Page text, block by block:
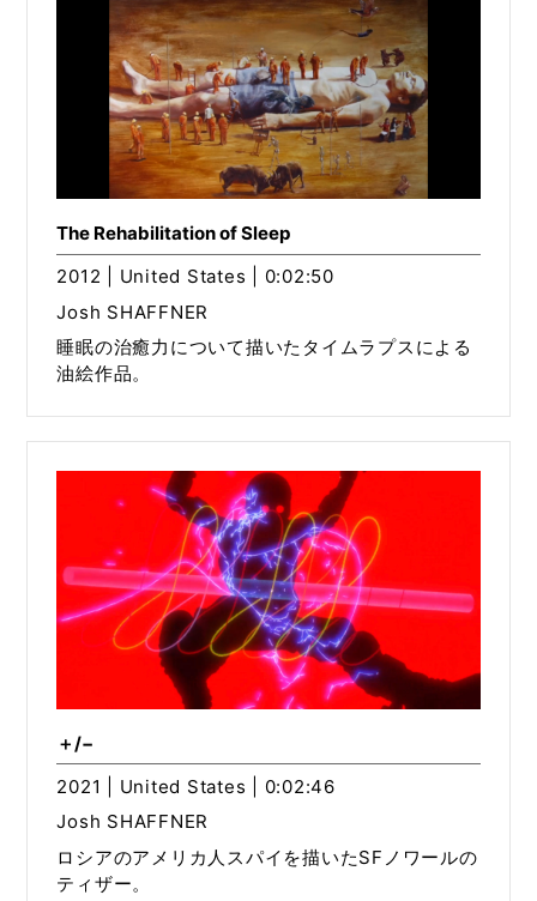
The Rehabilitation of Sleep
2012 | United States | 0:02:50
Josh SHAFFNER
睡眠の治癒力について描いたタイムラプスによる
油絵作品。
＋/−
2021 | United States | 0:02:46
Josh SHAFFNER
ロシアのアメリカ人スパイを描いたSFノワールの
ティザー。